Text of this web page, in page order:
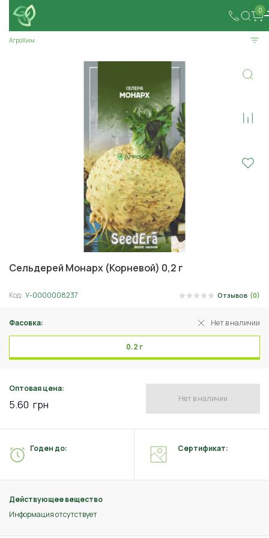
0
АгроХим
Сельдерей Монарх (Корневой) 0,2 г
Код: У-0000008237 Отзывов (0)
Фасовка: Нет в наличии
0.2 г
Оптовая цена:
5.60 грн Нет в наличии
Действующее вещество
Информация отсутствует
Годен до: Сертификат: